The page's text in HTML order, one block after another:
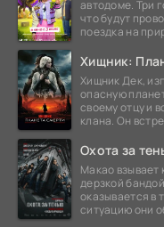
автодоме. Три
что будут
поездка на
Хищник:
Хищник Дек,
опасную
своему отцу и
клана. Он
Охота за
Макао взывает
дерзкой
оказывается в
ситуацию они